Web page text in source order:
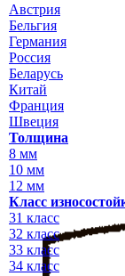
Австрия
Бельгия
Германия
Россия
Беларусь
Китай
Франция
Швеция
Толщина
8 мм
10 мм
12 мм
Класс
31 класс
32 класс
33 класс
34 класс